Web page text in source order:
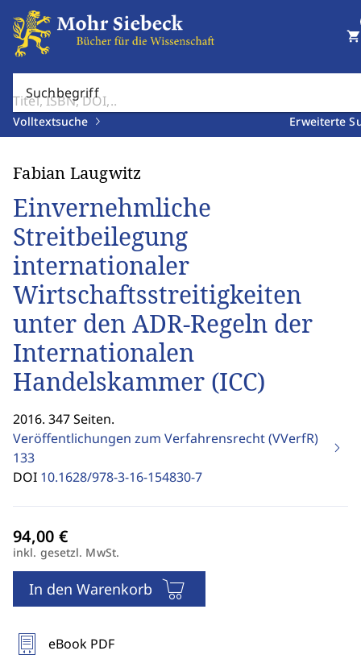
Suchbegriff
Volltextsuche Erweiterte
shopping_cart
Fabian Laugwitz
Einvernehmliche
Streitbeilegung
internationaler
Wirtschaftsstreitigkeiten
unter den ADR-Regeln der
Internationalen
Handelskammer (ICC)
2016. 347 Seiten.
Veröffentlichungen zum Verfahrensrecht (VVerfR)
133
DOI 10.1628/978-3-16-154830-7
inkl. gesetzl. MwSt.
In den Warenkorb
eBook PDF